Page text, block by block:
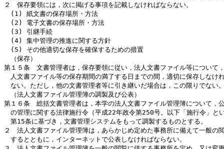
２　保存要領には，次に掲げる事項を記載しなければならない。
(1) 紙文書の保存場所・方法
(2) 電子文書の保存場所・方法
(3) 引継手続
(4) 集中管理の推進に関する方針
(5) その他適切な保存を確保するための措置
（保存）
第１５条　文書管理者は，保存要領に従い，法人文書ファイル等について
人文書ファイル等の保存期間の満了する日までの間，適切に保存しなけ
ない。ただし，他の文書管理者等に引き継いだ場合は，この限りでない
（法人文書ファイル管理簿の調製及び公表）
第１６条　総括文書管理者は，本学の法人文書ファイル管理簿について，
の管理に関する法律施行令（平成22年政令第250号。以下「施行令」と
第15条に基づき，文書管理システムをもって調製するものとする。
２　法人文書ファイル管理簿は，あらかじめ定めた事務所に備えて一般の
するとともに，インターネットで公表しなければならない。